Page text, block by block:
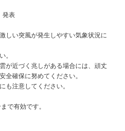
発表
しい突風が発生しやすい気象状況に
。
が近づく兆しがある場合には、頑丈
全確保に努めてください。
も注意してください。
で有効です。